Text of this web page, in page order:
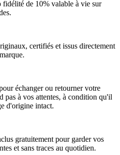
de 10% valable à vie sur
certifiés et issus directement
échanger ou retourner votre
pas à vos attentes, à condition qu'il
d'origine intact.
gratuitement pour garder vos
et sans traces au quotidien.